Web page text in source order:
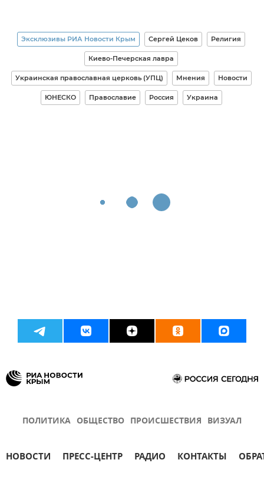
Эксклюзивы РИА Новости Крым Сергей Цеков Религия
Киево-Печерская лавра
Украинская православная церковь (УПЦ) Мнения Новости
ЮНЕСКО Православие Россия Украина
ПОЛИТИКА ОБЩЕСТВО ПРОИСШЕСТВИЯ ВИЗУАЛ
НОВОСТИ ПРЕСС-ЦЕНТР РАДИО КОНТАКТЫ